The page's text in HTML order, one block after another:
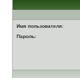
Имя пользователя:
Пароль: